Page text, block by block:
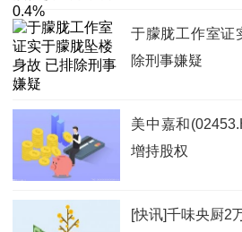
于朦胧工作室证
除刑事嫌疑
美中嘉和
增持股权
[快讯]千味央厨2